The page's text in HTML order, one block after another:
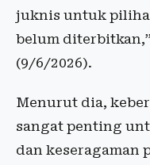
juknis untuk
belum
(9/6/2026).
Menurut dia,
sangat penting
dan keseragaman